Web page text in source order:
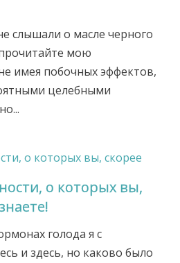
слышали о масле чернoго
мою
имея побочных эффектов,
целебными
о которых вы,
голода я с
и здесь, но каково было